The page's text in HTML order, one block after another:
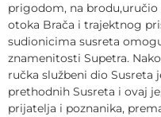
prigodom, na
otoka Brača i trajektnog
sudionicima susreta
znamenitosti Supetra.
ručka službeni dio Susreta
prethodnih Susreta i ovaj
prijatelja i poznanika,